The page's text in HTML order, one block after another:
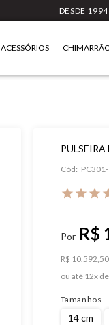
DESDE 1994
ACESSÓRIOS
Cód:
R$
R$
ou
12xde
Tamanhos
14 cm